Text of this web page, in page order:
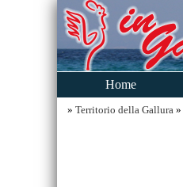
Home
» Territorio della Gallura »